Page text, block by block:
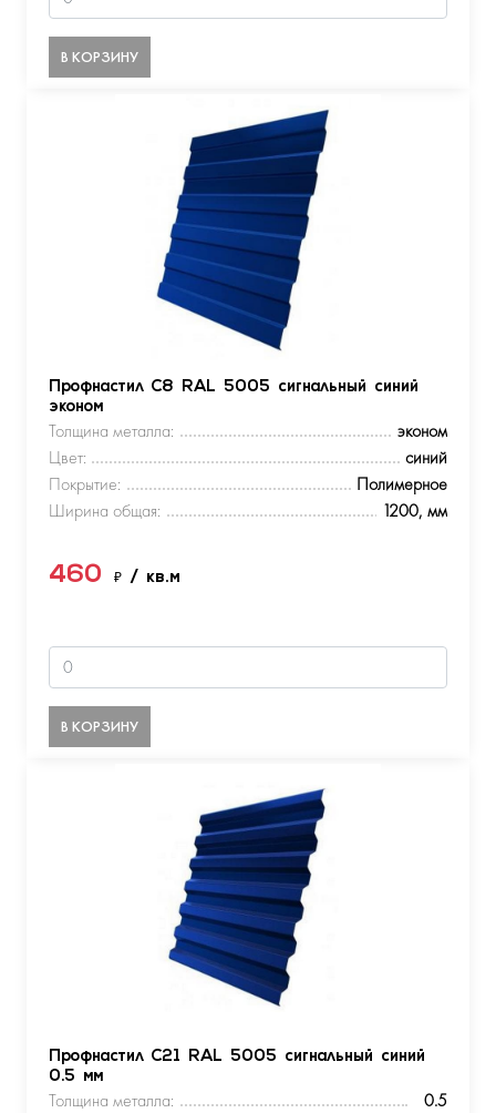
В КОРЗИНУ
Профнастил С8 RAL 5005 сигнальный синий
эконом
Толщина металла:
эконом
Цвет:
синий
Покрытие:
Полимерное
Ширина общая:
1200, мм
460 ₽ / кв.м
В КОРЗИНУ
Профнастил С21 RAL 5005 сигнальный синий
0.5 мм
Толщина металла:
0.5